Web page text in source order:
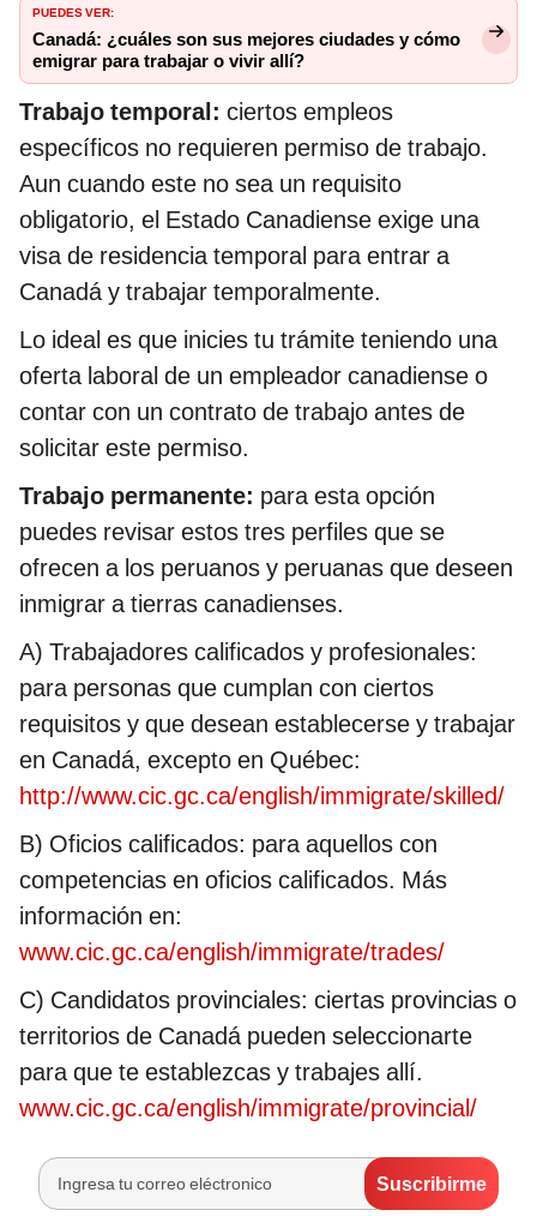
PUEDES VER:
Canadá: ¿cuáles son sus mejores ciudades y cómo
emigrar para trabajar o vivir allí?
Trabajo temporal: ciertos empleos
específicos no requieren permiso de trabajo.
Aun cuando este no sea un requisito
obligatorio, el Estado Canadiense exige una
visa de residencia temporal para entrar a
Canadá y trabajar temporalmente.
Lo ideal es que inicies tu trámite teniendo una
oferta laboral de un empleador canadiense o
contar con un contrato de trabajo antes de
solicitar este permiso.
Trabajo permanente: para esta opción
puedes revisar estos tres perfiles que se
ofrecen a los peruanos y peruanas que deseen
inmigrar a tierras canadienses.
A) Trabajadores calificados y profesionales:
para personas que cumplan con ciertos
requisitos y que desean establecerse y trabajar
en Canadá, excepto en Québec:
http://www.cic.gc.ca/english/immigrate/skilled/
B) Oficios calificados: para aquellos con
competencias en oficios calificados. Más
información en:
www.cic.gc.ca/english/immigrate/trades/
C) Candidatos provinciales: ciertas provincias o
territorios de Canadá pueden seleccionarte
para que te establezcas y trabajes allí.
www.cic.gc.ca/english/immigrate/provincial/